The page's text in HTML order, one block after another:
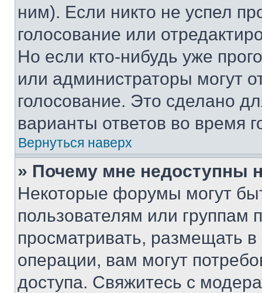
ним). Если никто не успел
голосование или
Но если кто-нибудь уже
или администраторы могут
голосование. Это сделано
варианты ответов во время
Вернуться наверх
» Почему мне недоступны
Некоторые форумы могут
пользователям или группам
просматривать, размещать
операции, вам могут
доступа. Свяжитесь с